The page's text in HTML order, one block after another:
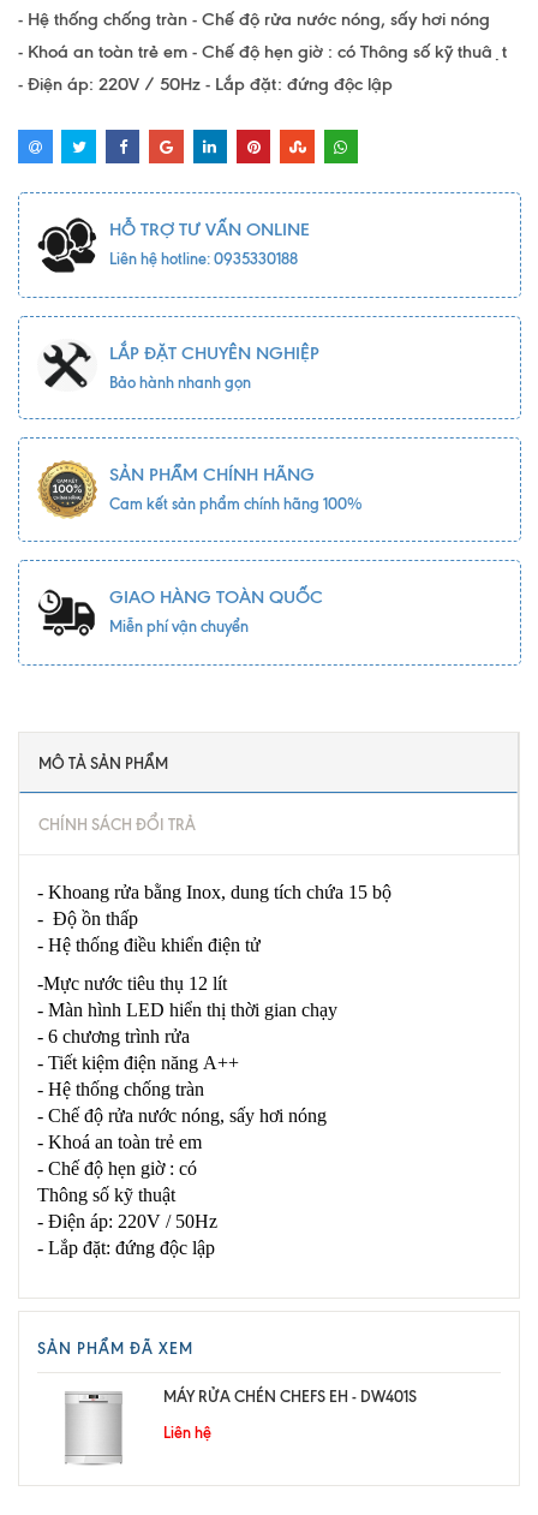
- Hệ thống chống tràn - Chế độ rửa nước nóng, sấy hơi nóng
- Khoá an toàn trẻ em - Chế độ hẹn giờ : có Thông số kỹ thuật
- Điện áp: 220V / 50Hz - Lắp đặt: đứng độc lập
HỖ TRỢ TƯ VẤN ONLINE
Liên hệ hotline: 0935330188
LẮP ĐẶT CHUYÊN NGHIỆP
Bảo hành nhanh gọn
SẢN PHẨM CHÍNH HÃNG
Cam kết sản phẩm chính hãng 100%
GIAO HÀNG TOÀN QUỐC
Miễn phí vận chuyển
MÔ TẢ SẢN PHẨM
CHÍNH SÁCH ĐỔI TRẢ
- Khoang rửa bằng Inox, dung tích chứa 15 bộ
- Độ ồn thấp
- Hệ thống điều khiển điện tử
-Mực nước tiêu thụ 12 lít
- Màn hình LED hiển thị thời gian chạy
- 6 chương trình rửa
- Tiết kiệm điện năng A++
- Hệ thống chống tràn
- Chế độ rửa nước nóng, sấy hơi nóng
- Khoá an toàn trẻ em
- Chế độ hẹn giờ : có
Thông số kỹ thuật
- Điện áp: 220V / 50Hz
- Lắp đặt: đứng độc lập
SẢN PHẨM ĐÃ XEM
MÁY RỬA CHÉN CHEFS EH - DW401S
Liên hệ